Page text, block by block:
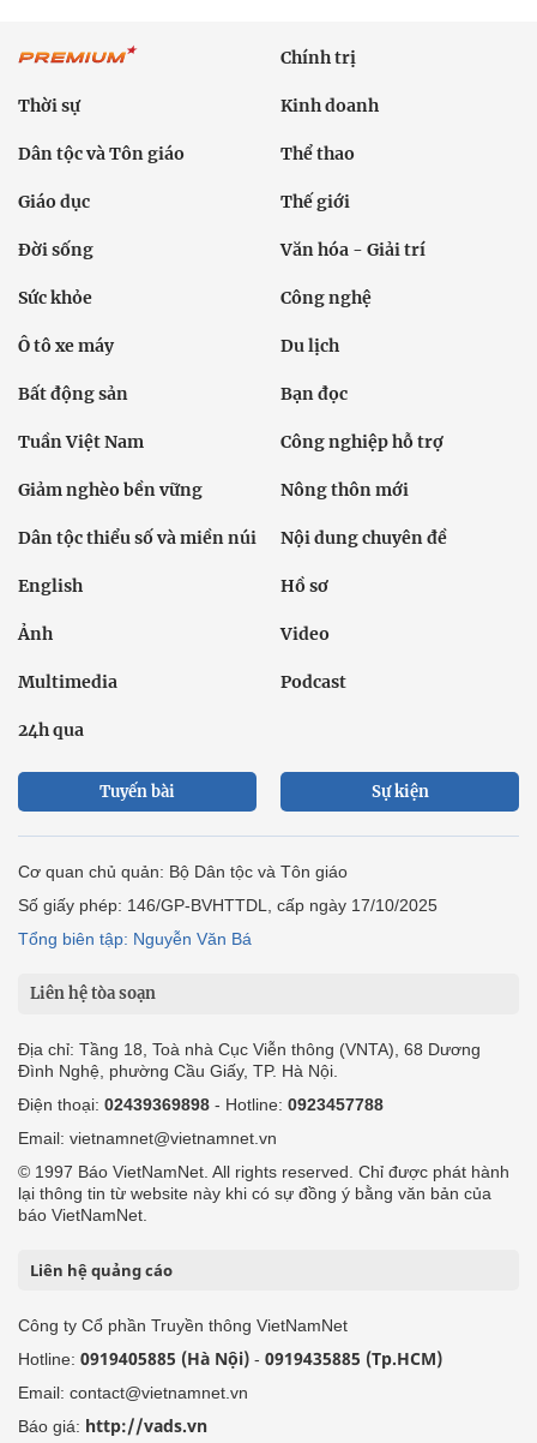
Chính trị
Thời sự Kinh doanh
Dân tộc và Tôn giáo Thể thao
Giáo dục Thế giới
Đời sống Văn hóa - Giải trí
Sức khỏe Công nghệ
Ô tô xe máy Du lịch
Bất động sản Bạn đọc
Tuần Việt Nam Công nghiệp hỗ trợ
Giảm nghèo bền vững Nông thôn mới
Dân tộc thiểu số và miền núi Nội dung chuyên đề
English Hồ sơ
Ảnh Video
Multimedia Podcast
24h qua
Tuyến bài Sự kiện
Cơ quan chủ quản: Bộ Dân tộc và Tôn giáo
Số giấy phép: 146/GP-BVHTTDL, cấp ngày 17/10/2025
Tổng biên tập: Nguyễn Văn Bá
Liên hệ tòa soạn
Địa chỉ: Tầng 18, Toà nhà Cục Viễn thông (VNTA), 68 Dương
Đình Nghệ, phường Cầu Giấy, TP. Hà Nội.
Điện thoại: 02439369898 - Hotline: 0923457788
Email: vietnamnet@vietnamnet.vn
© 1997 Báo VietNamNet. All rights reserved. Chỉ được phát hành
lại thông tin từ website này khi có sự đồng ý bằng văn bản của
báo VietNamNet.
Liên hệ quảng cáo
Công ty Cổ phần Truyền thông VietNamNet
Hotline: 0919405885 (Hà Nội) - 0919435885 (Tp.HCM)
Email: contact@vietnamnet.vn
Báo giá: http://vads.vn